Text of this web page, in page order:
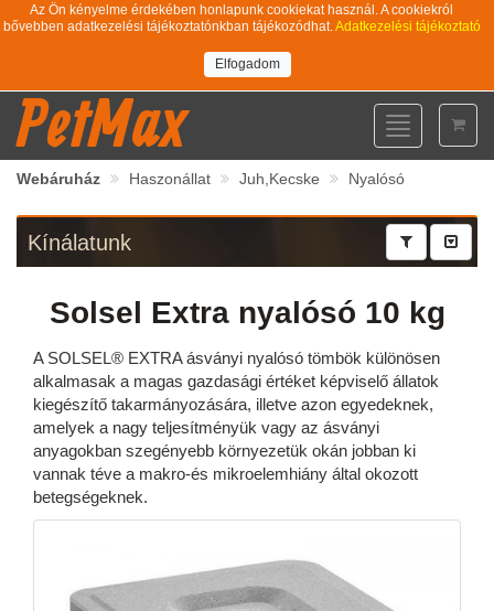
Az Ön kényelme érdekében honlapunk cookiekat használ. A cookiekról
bővebben adatkezelési tájékoztatónkban tájékozódhat.Adatkezelési tájékoztató
Elfogadom
PetMax
Toggle
navigation
Webáruház
Haszonállat Juh,Kecske Nyalósó
Kínálatunk
Solsel Extra nyalósó 10 kg
A SOLSEL® EXTRA ásványi nyalósó tömbök különösen
alkalmasak a magas gazdasági értéket képviselő állatok
kiegészítő takarmányozására, illetve azon egyedeknek,
amelyek a nagy teljesítményük vagy az ásványi
anyagokban szegényebb környezetük okán jobban ki
vannak téve a makro-és mikroelemhiány által okozott
betegségeknek.